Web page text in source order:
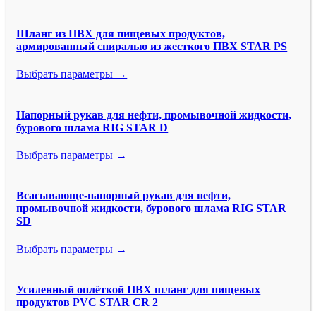
Шланг из ПВХ для пищевых продуктов,
армированный спиралью из жесткого ПВХ STAR PS
Выбрать параметры →
Напорный рукав для нефти, промывочной жидкости,
бурового шлама RIG STAR D
Выбрать параметры →
Всасывающе-напорный рукав для нефти,
промывочной жидкости, бурового шлама RIG STAR
SD
Выбрать параметры →
Усиленный оплёткой ПВХ шланг для пищевых
продуктов PVC STAR CR 2